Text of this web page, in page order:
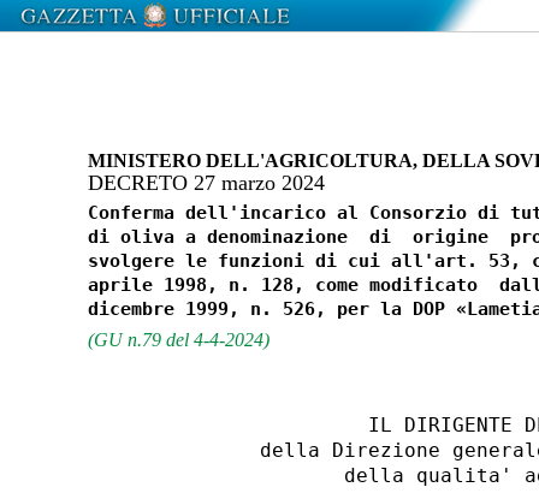
MINISTERO DELL'AGRICOLTURA, DELLA
DECRETO 27 marzo 2024
Conferma dell'incarico al Consorzio di
di oliva a denominazione  di  origine
svolgere le funzioni di cui all'art. 53,
aprile 1998, n. 128, come modificato
(GU n.79 del 4-4-2024)
IL DIRIGENTE
della Direzione
della qualita'